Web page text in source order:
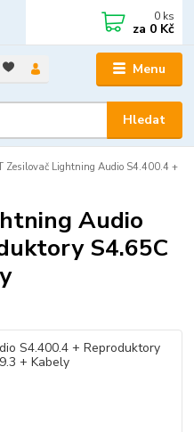
Menu
Hledat
0 ks
za 0 Kč
Zesilovač Lightning Audio S4.400.4 +
Audio
S4.65C